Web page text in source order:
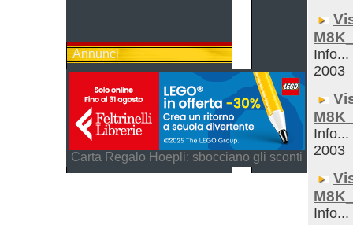
Annunci
Carta Regalo Hoepli: sbocciano gli sconti
Info...
2003
Info...
2003
Info...